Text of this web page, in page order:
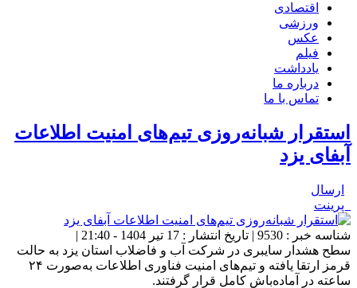
اقتصادی
ورزشی
عکس
فیلم
یادداشت
درباره ما
تماس با ما
استقرار شبانه‌روزی تیم‌های امنیت اطلاعات
آبفای یزد
ارسال
پرینت
شناسه خبر : 9530 | تاریخ انتشار : 17 تیر 1404 - 21:40 |
سطح هشدار سایبری در شرکت آب و فاضلاب استان یزد به حالت
قرمز ارتقا یافته و تیم‌های امنیت فناوری اطلاعات به‌صورت ۲۴
ساعته در آماده‌باش کامل قرار گرفتند.